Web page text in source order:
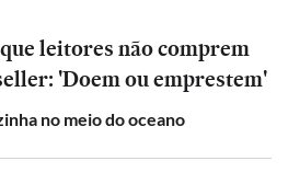
leitores não comprem
'Doem ou emprestem'
no meio do oceano